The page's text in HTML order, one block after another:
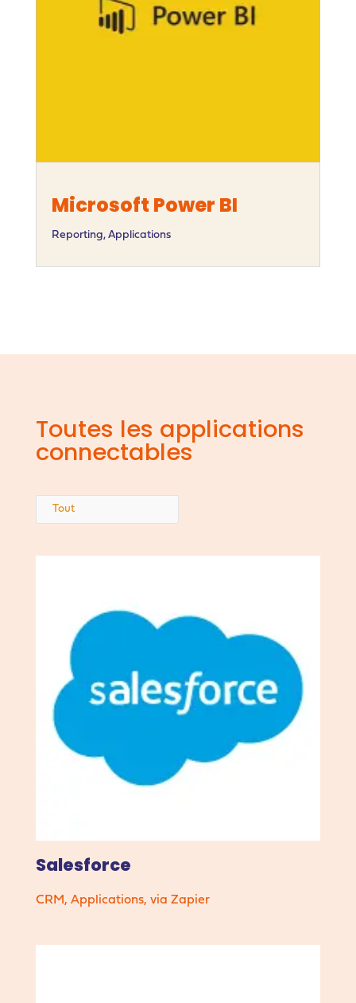
Microsoft Power BI
Reporting, Applications
Toutes les applications
connectables
Tout
Salesforce
CRM, Applications, via Zapier